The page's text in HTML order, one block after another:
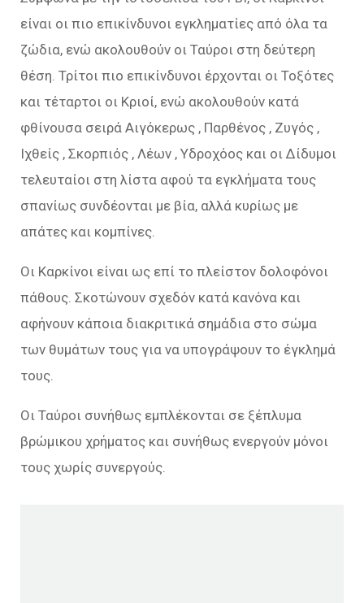
είναι οι πιο επικίνδυνοι εγκληματίες από όλα τα
ζώδια, ενώ ακολουθούν οι Ταύροι στη δεύτερη
θέση. Τρίτοι πιο επικίνδυνοι έρχονται οι Τοξότες
και τέταρτοι οι Κριοί, ενώ ακολουθούν κατά
φθίνουσα σειρά Αιγόκερως , Παρθένος , Ζυγός ,
Ιχθείς , Σκορπιός , Λέων , Υδροχόος και οι Δίδυμοι
τελευταίοι στη λίστα αφού τα εγκλήματα τους
σπανίως συνδέονται με βία, αλλά κυρίως με
απάτες και κομπίνες.
Οι Καρκίνοι είναι ως επί το πλείστον δολοφόνοι
πάθους. Σκοτώνουν σχεδόν κατά κανόνα και
αφήνουν κάποια διακριτικά σημάδια στο σώμα
των θυμάτων τους για να υπογράψουν το έγκλημά
τους.
Οι Ταύροι συνήθως εμπλέκονται σε ξέπλυμα
βρώμικου χρήματος και συνήθως ενεργούν μόνοι
τους χωρίς συνεργούς.